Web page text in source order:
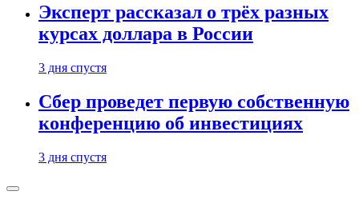
Эксперт рассказал о трёх разных
курсах доллара в России
3 дня спустя
Сбер проведет первую собственную
конференцию об инвестициях
3 дня спустя